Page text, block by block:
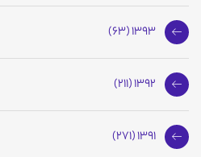
1393 (63)
1392 (211)
1391 (271)